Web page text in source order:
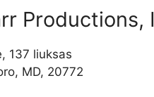
Productions,
137 liuksas
MD, 20772